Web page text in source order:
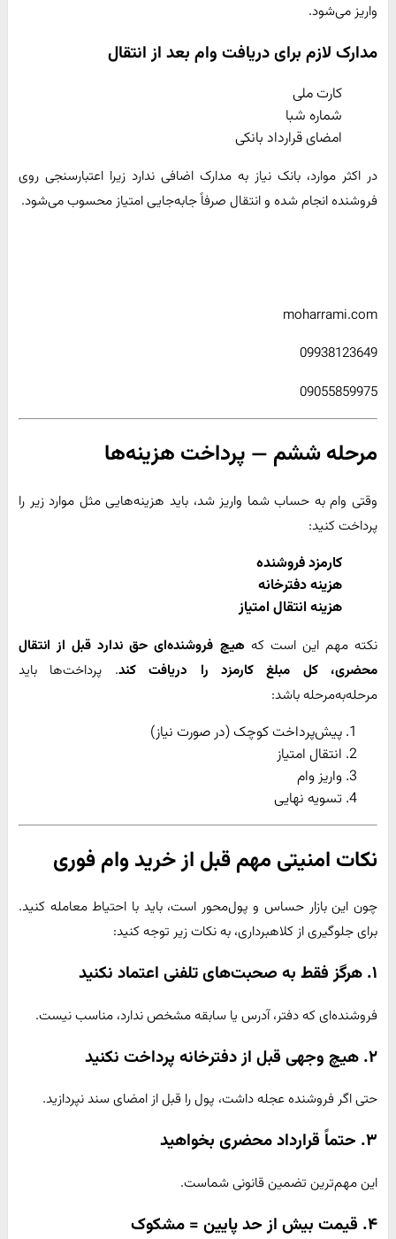
واریز می‌شود.
مدارک لازم برای دریافت وام بعد از انتقال
کارت ملی
شماره شبا
امضای قرارداد بانکی
در اکثر موارد، بانک نیاز به مدارک اضافی ندارد زیرا اعتبارسنجی روی
فروشنده انجام شده و انتقال صرفاً جابه‌جایی امتیاز محسوب می‌شود.
moharrami.com
09938123649
09055859975
مرحله ششم — پرداخت هزینه‌ها
وقتی وام به حساب شما واریز شد، باید هزینه‌هایی مثل موارد زیر را
پرداخت کنید:
کارمزد فروشنده
هزینه دفترخانه
هزینه انتقال امتیاز
نکته مهم این است که هیچ فروشنده‌ای حق ندارد قبل از انتقال
محضری، کل مبلغ کارمزد را دریافت کند. پرداخت‌ها باید
مرحله‌به‌مرحله باشد:
پیش‌پرداخت کوچک (در صورت نیاز)
انتقال امتیاز
واریز وام
تسویه نهایی
نکات امنیتی مهم قبل از خرید وام فوری
چون این بازار حساس و پول‌محور است، باید با احتیاط معامله کنید.
برای جلوگیری از کلاهبرداری، به نکات زیر توجه کنید:
۱. هرگز فقط به صحبت‌های تلفنی اعتماد نکنید
فروشنده‌ای که دفتر، آدرس یا سابقه مشخص ندارد، مناسب نیست.
۲. هیچ وجهی قبل از دفترخانه پرداخت نکنید
حتی اگر فروشنده عجله داشت، پول را قبل از امضای سند نپردازید.
۳. حتماً قرارداد محضری بخواهید
این مهم‌ترین تضمین قانونی شماست.
۴. قیمت بیش از حد پایین = مشکوک